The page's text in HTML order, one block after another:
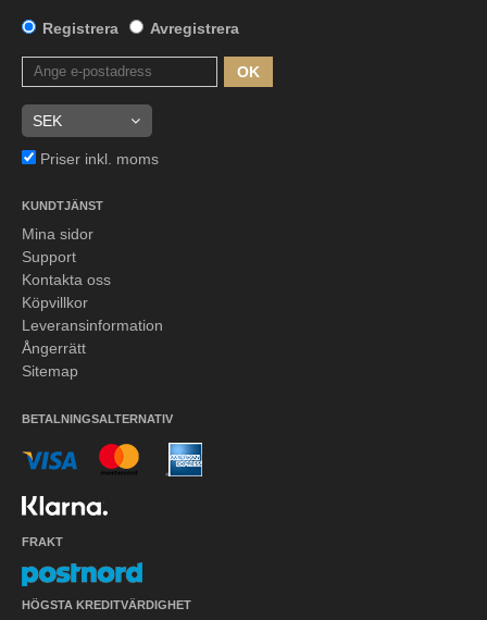
Registrera Avregistrera
OK
Priser inkl. moms
KUNDTJÄNST
Mina sidor
Support
Kontakta oss
Köpvillkor
Leveransinformation
Ångerrätt
Sitemap
BETALNINGSALTERNATIV
FRAKT
HÖGSTA KREDITVÄRDIGHET